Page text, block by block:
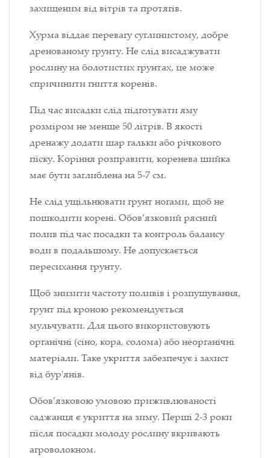
захищеним від вітрів та протягів.
Хурма віддає перевагу суглинистому, добре
дренованому грунту. Не слід висаджувати
рослину на болотистих грунтах, це може
спричинити гниття коренів.
Під час висадки слід підготувати яму
розміром не менше 50 літрів. В якості
дренажу додати шар гальки або річкового
піску. Коріння розправити, коренева шийка
має бути заглиблена на 5-7 см.
Не слід ущільнювати грунт ногами, щоб не
пошкодити корені. Обов’язковий рясний
полив під час посадки та контроль балансу
води в подальшому. Не допускається
пересихання грунту.
Щоб знизити частоту поливів і розпушування,
грунт під кроною рекомендується
мульчувати. Для цього використовують
органічні (сіно, кора, солома) або неорганічні
матеріали. Таке укриття забезпечує і захист
від бур'янів.
Обов’язковою умовою приживлюваності
саджанця є укриття на зиму. Перші 2-3 роки
після посадки молоду рослину вкривають
агроволокном.